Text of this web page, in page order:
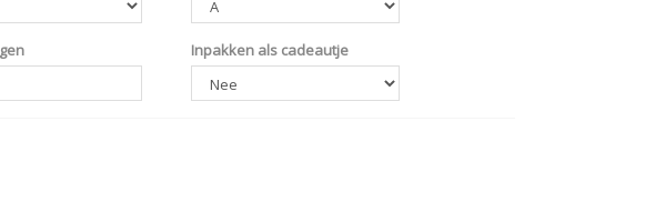
Inpakken als cadeautje